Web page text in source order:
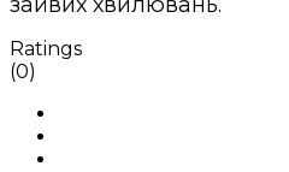
Ratings
(0)